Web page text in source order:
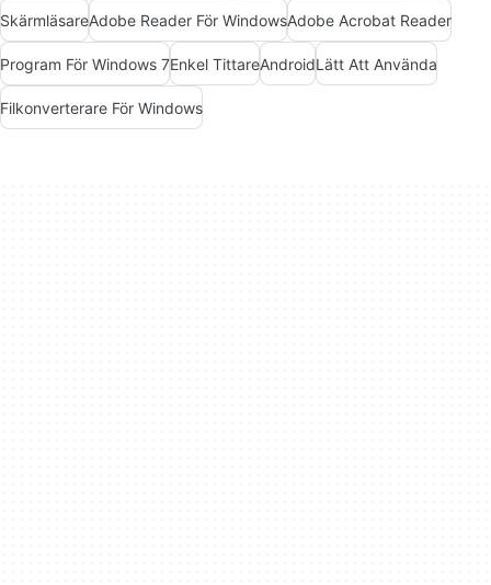
SkärmläsareAdobe Reader För WindowsAdobe Acrobat Reader
Program För Windows 7Enkel TittareAndroidLätt Att Använda
Filkonverterare För Windows